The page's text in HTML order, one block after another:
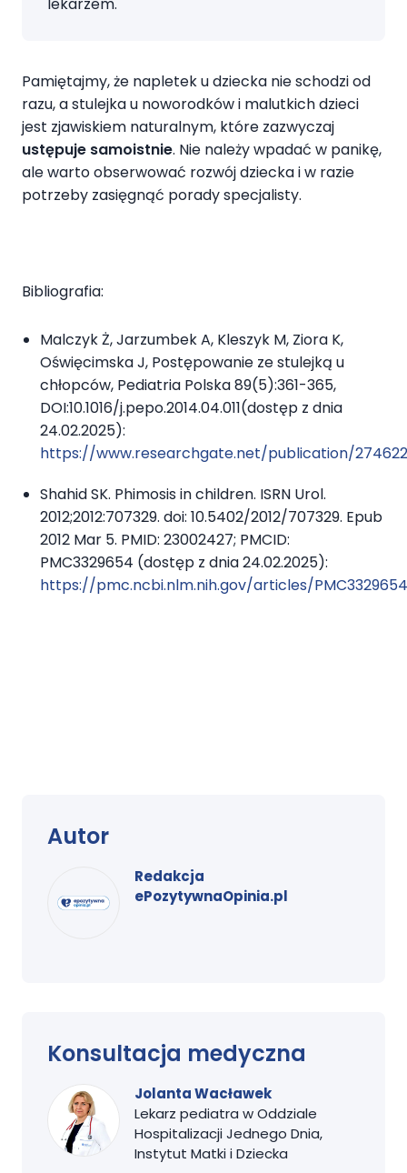
Pamiętajmy, że napletek u dziecka nie schodzi od
razu, a stulejka u noworodków i malutkich dzieci
jest zjawiskiem naturalnym, które zazwyczaj
ustępuje samoistnie. Nie należy wpadać w panikę,
ale warto obserwować rozwój dziecka i w razie
potrzeby zasięgnąć porady specjalisty.
Bibliografia:
Malczyk Ż, Jarzumbek A, Kleszyk M, Ziora K,
Oświęcimska J, Postępowanie ze stulejką u
chłopców, Pediatria Polska 89(5):361-365,
DOI:10.1016/j.pepo.2014.04.011(dostęp z dnia
24.02.2025):
https://www.researchgate.net/publication/
Shahid SK. Phimosis in children. ISRN Urol.
2012;2012:707329. doi: 10.5402/2012/707329. Epub
2012 Mar 5. PMID: 23002427; PMCID:
PMC3329654 (dostęp z dnia 24.02.2025):
https://pmc.ncbi.nlm.nih.gov/articles/
Autor
Redakcja
ePozytywnaOpinia.pl
Konsultacja medyczna
Jolanta Wacławek
Lekarz pediatra w Oddziale
Hospitalizacji Jednego Dnia,
Instytut Matki i Dziecka